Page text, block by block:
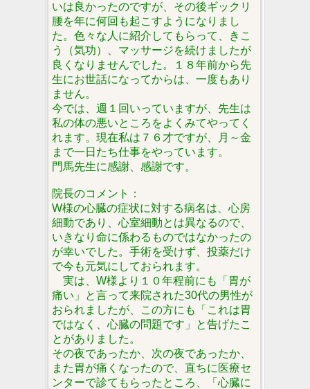
いは良かったのですが、その後ギックリ
腰を年に何回も起こすようになりまし
た。色々な人に紹介してもらって、きこ
う（気功）、マッサージを続けましたが
良くなりませんでした。１８年前から先
生にお世話になってからは、一度もあり
ません。
今では、週１回いっていますが、先生は
私の体の悪いところをよくみてやってく
れます。現在私は７６才ですが、月～金
まで一日たち仕事をやっています。
門馬先生に感謝、感謝です。
院長のコメント：
W様の心臓の症状に対する病名は、心房
細動であり、心室細動とは異なるので、
いきなり命に係わるものではなかったの
が幸いでした。手術を受けず、投薬だけ
で今も元気にしておられます。
実は、W様より１０年程前にも「胃が
痛い」と言って来院された30代の男性が
おられましたが、この方にも「これは胃
ではなく、心臓の問題です」と告げたこ
とがありました。
その夜であったか、次の夜であったか、
また胃が痛くなったので、直ちに医療セ
ンターで診てもらったところ、「心臓に